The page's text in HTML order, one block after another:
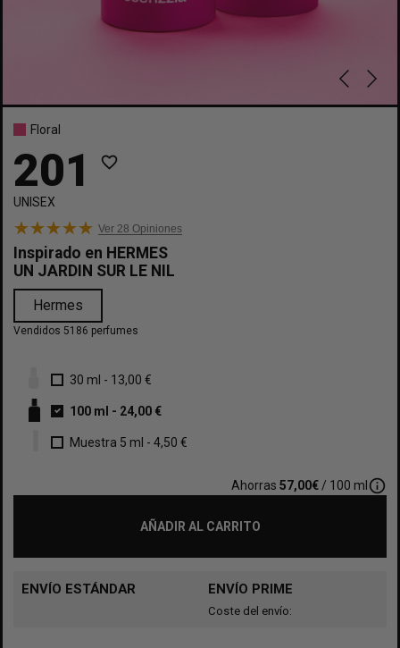
Floral
201 favorite_border
UNISEX
Ver 28 Opiniones
Inspirado en HERMES
UN JARDIN SUR LE NIL
Hermes
Vendidos 5186 perfumes
30 ml - 13,00 €
100 ml - 24,00 €
Muestra 5 ml - 4,50 €
Ahorras 57,00€ / 100 ml info_outline
AÑADIR AL CARRITO
ENVÍO ESTÁNDAR ENVÍO PRIME
Coste del envío: